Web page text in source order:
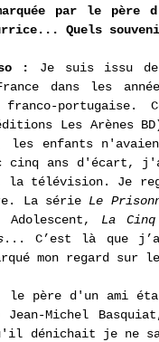
par le père
Quels
: Je suis issu
dans les
franco-
Les Arènes
les enfants
cinq ans d'écart,
la télévision. Je
La série Le
La Cinq
... C’est là que
mon regard sur
le père d'un ami
Michel
dénichait je ne